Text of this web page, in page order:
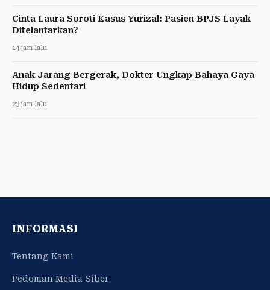
Cinta Laura Soroti Kasus Yurizal: Pasien BPJS Layak
Ditelantarkan?
14 jam lalu
Anak Jarang Bergerak, Dokter Ungkap Bahaya Gaya
Hidup Sedentari
23 jam lalu
INFORMASI
Tentang Kami
Pedoman Media Siber